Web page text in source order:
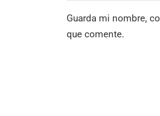
Guarda mi nombre,
que comente.